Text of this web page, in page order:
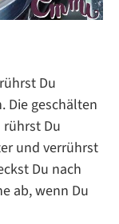
Du
Die geschälten
Du
und verrührst
Du nach
ab, wenn Du